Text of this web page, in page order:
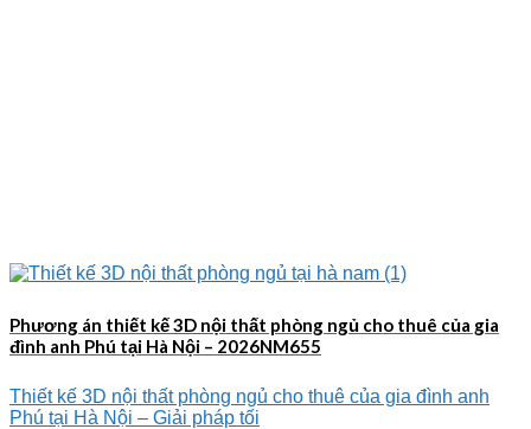
Phương án thiết kế 3D nội thất phòng ngủ cho thuê của gia
đình anh Phú tại Hà Nội – 2026NM655
Thiết kế 3D nội thất phòng ngủ cho thuê của gia đình anh
Phú tại Hà Nội – Giải pháp tối